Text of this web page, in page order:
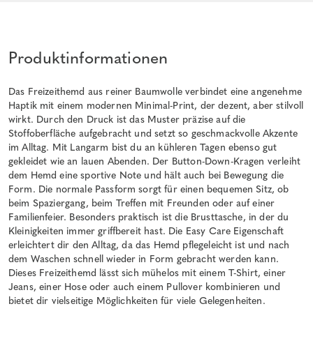
Produktinformationen
Das Freizeithemd aus reiner Baumwolle verbindet eine angenehme
Haptik mit einem modernen Minimal-Print, der dezent, aber stilvoll
wirkt. Durch den Druck ist das Muster präzise auf die
Stoffoberfläche aufgebracht und setzt so geschmackvolle Akzente
im Alltag. Mit Langarm bist du an kühleren Tagen ebenso gut
gekleidet wie an lauen Abenden. Der Button-Down-Kragen verleiht
dem Hemd eine sportive Note und hält auch bei Bewegung die
Form. Die normale Passform sorgt für einen bequemen Sitz, ob
beim Spaziergang, beim Treffen mit Freunden oder auf einer
Familienfeier. Besonders praktisch ist die Brusttasche, in der du
Kleinigkeiten immer griffbereit hast. Die Easy Care Eigenschaft
erleichtert dir den Alltag, da das Hemd pflegeleicht ist und nach
dem Waschen schnell wieder in Form gebracht werden kann.
Dieses Freizeithemd lässt sich mühelos mit einem T-Shirt, einer
Jeans, einer Hose oder auch einem Pullover kombinieren und
bietet dir vielseitige Möglichkeiten für viele Gelegenheiten.